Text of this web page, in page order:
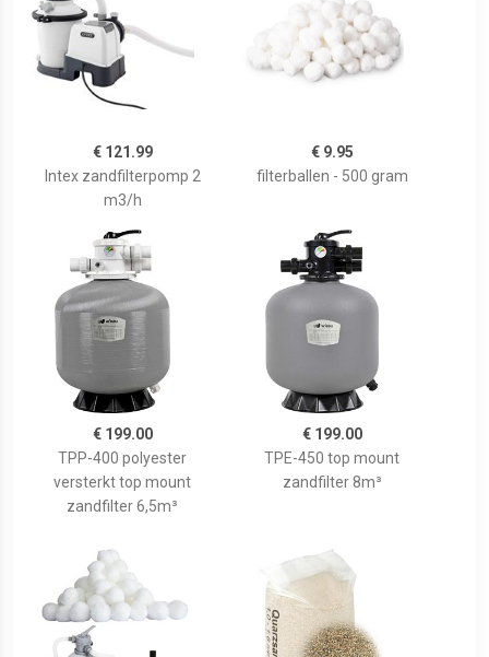
€ 121.99
Intex zandfilterpomp 2
m3/h
€ 9.95
filterballen - 500 gram
€ 199.00
TPP-400 polyester
versterkt top mount
zandfilter 6,5m³
€ 199.00
TPE-450 top mount
zandfilter 8m³